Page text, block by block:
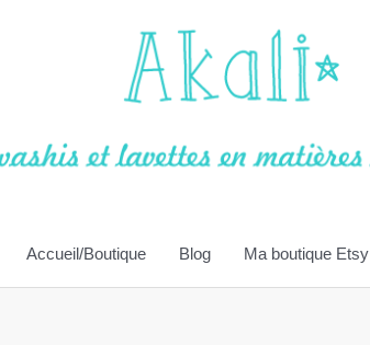
Accueil/Boutique Blog Ma boutique Etsy